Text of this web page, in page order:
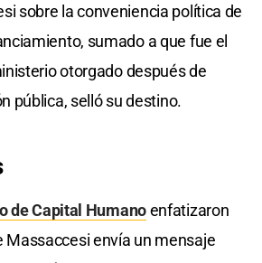
sobre la conveniencia política de
sumado a que fue el
otorgado después de
pública, selló su destino.
de Capital Humanoenfatizaron
Massaccesi envía un mensaje